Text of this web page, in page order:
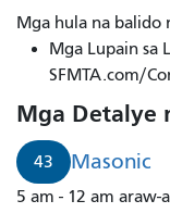
Darating
ang
patungong
Fort
Mason.
Mga hula na balido
Mga Lupain sa
SFMTA.com/
Mga Detalye
43 Masonic
5 am - 12 am araw-